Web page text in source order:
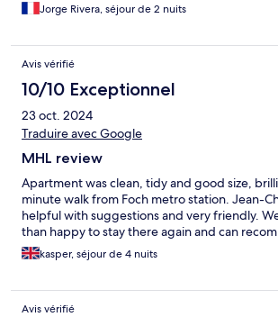
Jorge Rivera, séjour de 2 nuits
Avis vérifié
10/10 Exceptionnel
23 oct. 2024
Traduire avec Google
MHL review
Apartment was clean, tidy and good size,
minute walk from Foch metro station. Jean-
helpful with suggestions and very friendly.
than happy to stay there again and can
kasper, séjour de 4 nuits
Avis vérifié